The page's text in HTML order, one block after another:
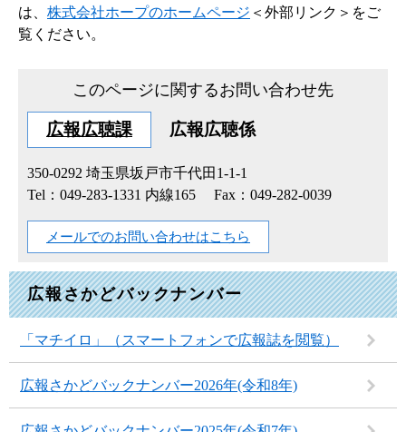
は、 株式会社ホープのホームページ ＜外部リンク＞ をご
覧ください。
このページに関するお問い合わせ先
広報広聴課 広報広聴係
350-0292 埼玉県坂戸市千代田1-1-1
Tel：049-283-1331 内線165
Fax：049-282-0039
メールでのお問い合わせはこちら
広報さかどバックナンバー
「マチイロ」（スマートフォンで広報誌を閲覧）
広報さかどバックナンバー2026年(令和8年)